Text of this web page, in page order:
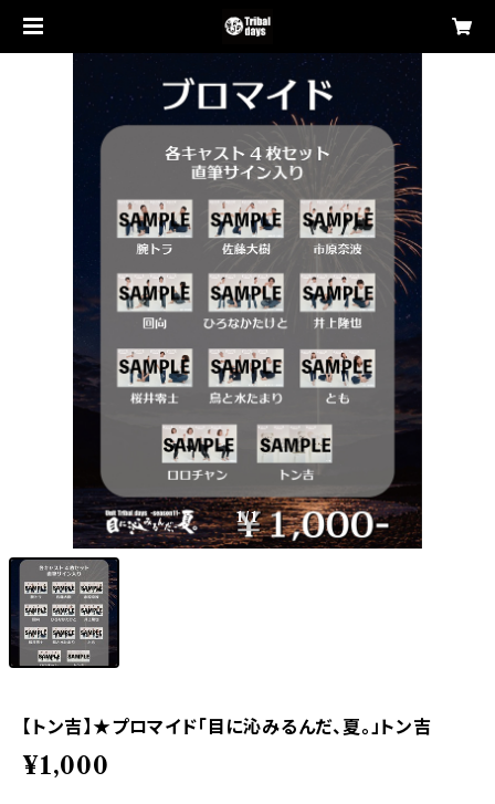
1/1
【トン吉】★プロマイド「目に沁みるんだ、夏。」トン吉
¥1,000